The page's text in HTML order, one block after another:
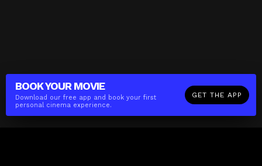
BOOK YOUR MOVIE
Download our free app and book your first
personal cinema experience.
GET THE APP